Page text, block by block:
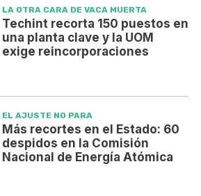
LA OTRA CARA DE VACA MUERTA
Techint recorta 150 puestos en
una planta clave y la UOM
exige reincorporaciones
EL AJUSTE NO PARA
Más recortes en el Estado: 60
despidos en la Comisión
Nacional de Energía Atómica